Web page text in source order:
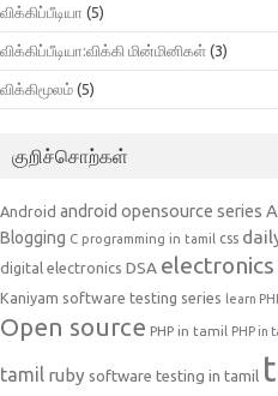
விக்கிப்பீடியா (5)
விக்கிப்பீடியா:விக்கி மின்மினிகள் (3)
விக்கிமூலம் (5)
குறிச்சொற்கள்
Android android opensource series
Blogging C programming in tamil css
digital electronics DSA electronics
Kaniyam software testing series learn
Open source PHP in tamil PHP in
tamil ruby software testing in tamil